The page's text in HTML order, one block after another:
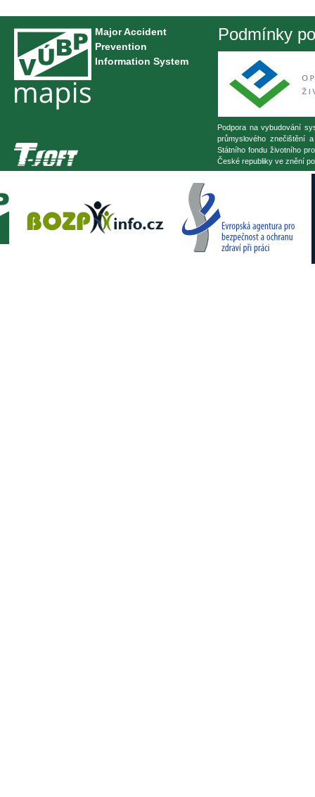
Major Accident
Prevention
Information System
Podmínky
Podpora na vybudování
průmyslového znečištění
Státního fondu životního
České republiky ve znění